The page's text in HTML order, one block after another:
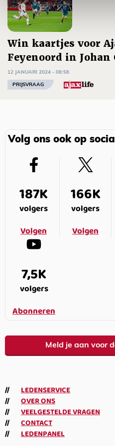
Win kaartjes voor
Feyenoord in
12 JANUARI 2024 - 08:56
PRIJSVRAAG
Volg ons ook op
187K
volgers
Volgen
166K
volgers
Volgen
7,5K
volgers
Abonneren
Meld je aan voor
LEDENSERVICE
OVER ONS
VEELGESTELDE VRAGEN
CONTACT
LEDENPANEL